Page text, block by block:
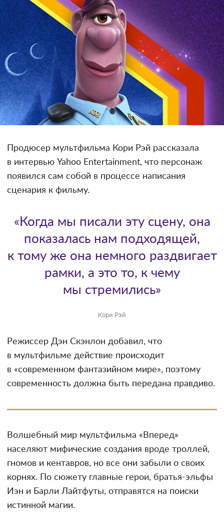
Продюсер мультфильма Кори Рэй рассказала
в интервью Yahoo Entertainment, что персонаж
появился сам собой в процессе написания
сценария к фильму.
Кори Рэй
«Когда мы писали эту сцену, она
показалась нам подходящей,
к тому же она немного раздвигает
рамки, а это то, к чему
мы стремились»
Режиссер Дэн Скэнлон добавил, что
в мультфильме действие происходит
в «современном фантазийном мире», поэтому
современность должна быть передана правдиво.
Волшебный мир мультфильма «Вперед»
населяют мифические создания вроде троллей,
гномов и кентавров, но все они забыли о своих
корнях. По сюжету главные герои, братья-эльфы
Иэн и Барли Лайтфуты, отправятся на поиски
истинной магии.